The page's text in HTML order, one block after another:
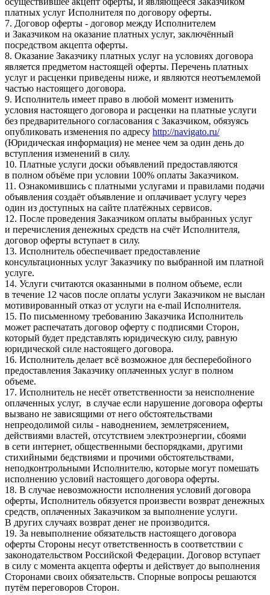
платных услуг Исполнителя по договору оферты.
7. Договор оферты - договор между Исполнителем
и Заказчиком на оказание платных услуг, заключённый
посредством акцепта оферты.
8. Оказание Заказчику платных услуг на условиях договора
является предметом настоящей оферты. Перечень платных
услуг и расценки приведены ниже, и являются неотъемлемой
частью настоящего договора.
9. Исполнитель имеет право в любой момент изменить
условия настоящего договора и расценки на платные услуги
без предварительного согласования с Заказчиком, обязуясь
опубликовать изменения по адресу http://navigato.ru/
(Юридическая информация) не менее чем за один день до
вступления изменений в силу.
10. Платные услуги доски объявлений предоставляются
в полном объёме при условии 100% оплаты Заказчиком.
11. Ознакомившись с платными услугами и правилами подачи
объявления создаёт объявление и оплачивает услугу через
один из доступных на сайте платёжных сервисов.
12. После проведения Заказчиком оплаты выбранных услуг
и перечисления денежных средств на счёт Исполнителя,
договор оферты вступает в силу.
13. Исполнитель обеспечивает предоставление
консультационных услуг Заказчику по выбранной им платной
услуге.
14. Услуги считаются оказанными в полном объеме, если
в течение 12 часов после оплаты услуги Заказчиком не выслан
мотивированный отказ от услуги на e-mail Исполнителя.
15. По письменному требованию Заказчика Исполнитель
может распечатать договор оферту с подписями Сторон,
который будет представлять юридическую силу, равную
юридической силе настоящего договора.
16. Исполнитель делает всё возможное для бесперебойного
предоставления Заказчику оплаченных услуг в полном
объеме.
17. Исполнитель не несёт ответственности за неисполнение
оплаченных услуг, в случае если нарушение договора оферты
вызвано не зависящими от него обстоятельствами
непреодолимой силы - наводнением, землетрясением,
действиями властей, отсутствием электроэнергии, сбоями
в сети интернет, общественными беспорядками, другими
стихийными бедствиями и прочими обстоятельствами,
неподконтрольными Исполнителю, которые могут помешать
исполнению условий настоящего договора оферты.
18. В случае невозможности исполнения условий договора
оферты, Исполнитель обязуется произвести возврат денежных
средств, оплаченных Заказчиком за выполнение услуги.
В других случаях возврат денег не производится.
19. За невыполнение обязательств настоящего договора
оферты Стороны несут ответственность в соответствии с
законодательством Российской Федерации. Договор вступает
в силу с момента акцепта оферты и действует до выполнения
Сторонами своих обязательств. Спорные вопросы решаются
путём переговоров Сторон.